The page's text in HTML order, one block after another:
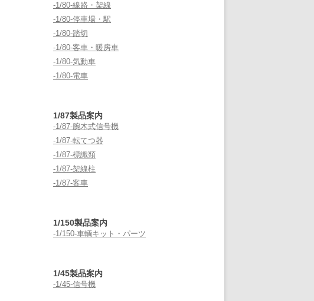
-1/80-線路・架線
-1/80-停車場・駅
-1/80-踏切
-1/80-客車・暖房車
-1/80-気動車
-1/80-電車
1/87製品案内
-1/87-腕木式信号機
-1/87-転てつ器
-1/87-標識類
-1/87-架線柱
-1/87-客車
1/150製品案内
-1/150-車輌キット・パーツ
1/45製品案内
-1/45-信号機